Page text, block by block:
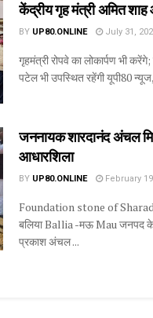
केंद्रीय गृह मंत्री अमित
BY UP80.ONLINE July 31,
गृहमंत्री रोपवे का लोकार्पण भी
पटेल भी उपस्थित रहेंगी यूपी80 न्यूज,
जननायक शारदानंद अंचल
आधारशिला
BY UP80.ONLINE February
Foundation stone of
बलिया Ballia -मऊ Mau जनपद के
प्रकाश अंचल ...